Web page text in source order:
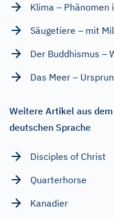
Klima – Phänomen
Säugetiere – mit
Der Buddhismus –
Das Meer –
Weitere Artikel aus
deutschen Sprache
Disciples of Christ
Quarterhorse
Kanadier